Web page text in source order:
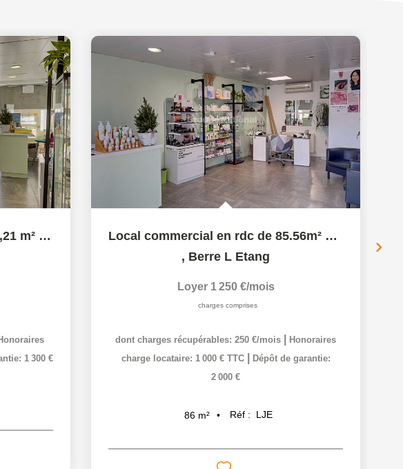
Local commercial en rdc de 46,21 m² proche centre ville...
1 300 €
Local commercial en rdc de 85.56m² proche centre ville...
, Berre L Etang
Loyer 1 250 €/mois
charges comprises
dont charges récupérables: 250 €/mois
Honoraires
charge locataire: 1 000 € TTC
Dépôt de garantie:
2 000 €
86 m² Réf : LJE